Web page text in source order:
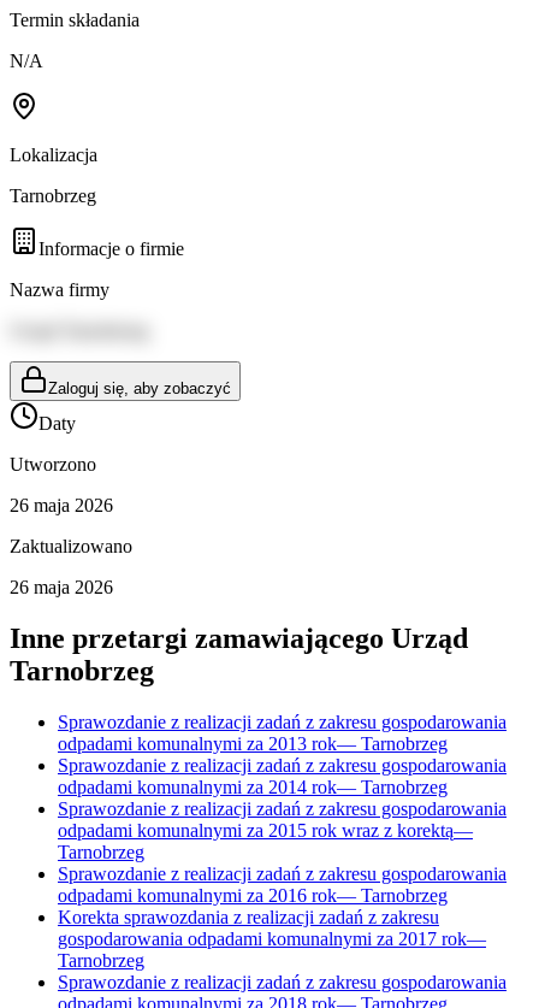
Termin składania
N/A
Lokalizacja
Tarnobrzeg
Informacje o firmie
Nazwa firmy
Zaloguj się, aby zobaczyć
Daty
Utworzono
26 maja 2026
Zaktualizowano
26 maja 2026
Inne przetargi zamawiającego Urząd
Tarnobrzeg
Sprawozdanie z realizacji zadań z zakresu gospodarowania
odpadami komunalnymi za 2013 rok— Tarnobrzeg
Sprawozdanie z realizacji zadań z zakresu gospodarowania
odpadami komunalnymi za 2014 rok— Tarnobrzeg
Sprawozdanie z realizacji zadań z zakresu gospodarowania
odpadami komunalnymi za 2015 rok wraz z korektą—
Tarnobrzeg
Sprawozdanie z realizacji zadań z zakresu gospodarowania
odpadami komunalnymi za 2016 rok— Tarnobrzeg
Korekta sprawozdania z realizacji zadań z zakresu
gospodarowania odpadami komunalnymi za 2017 rok—
Tarnobrzeg
Sprawozdanie z realizacji zadań z zakresu gospodarowania
odpadami komunalnymi za 2018 rok— Tarnobrzeg